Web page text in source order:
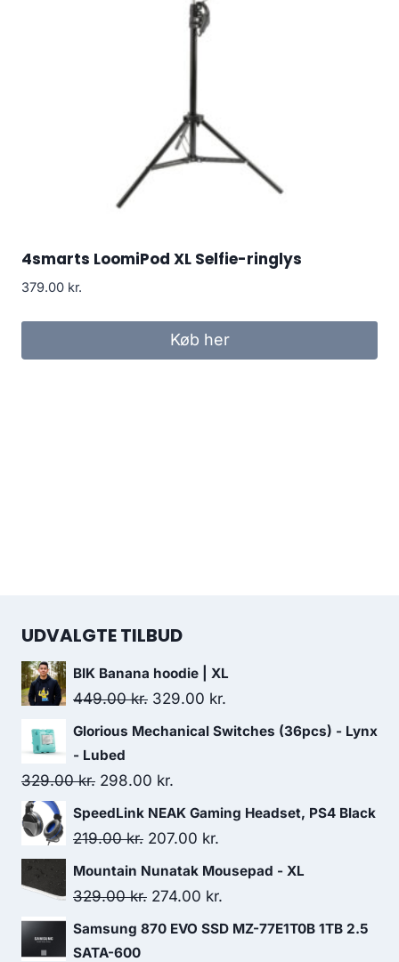
4smarts LoomiPod XL Selfie-ringlys
379.00 kr.
Køb her
UDVALGTE TILBUD
BIK Banana hoodie | XL
449.00kr. Original
price
449.00 kr..
329.00 kr.
price
Glorious Mechanical Switches (36pcs) - Lynx
- Lubed
329.00kr. Original
price
was:
298.00 kr.
price
is:
SpeedLink NEAK Gaming Headset, PS4 Black
219.00kr. Original
price
was:
207.00 kr.
price
is:
Mountain Nunatak Mousepad - XL
329.00kr. Original
price
274.00 kr.
price
Samsung 870 EVO SSD MZ-77E1T0B 1TB 2.5
SATA-600